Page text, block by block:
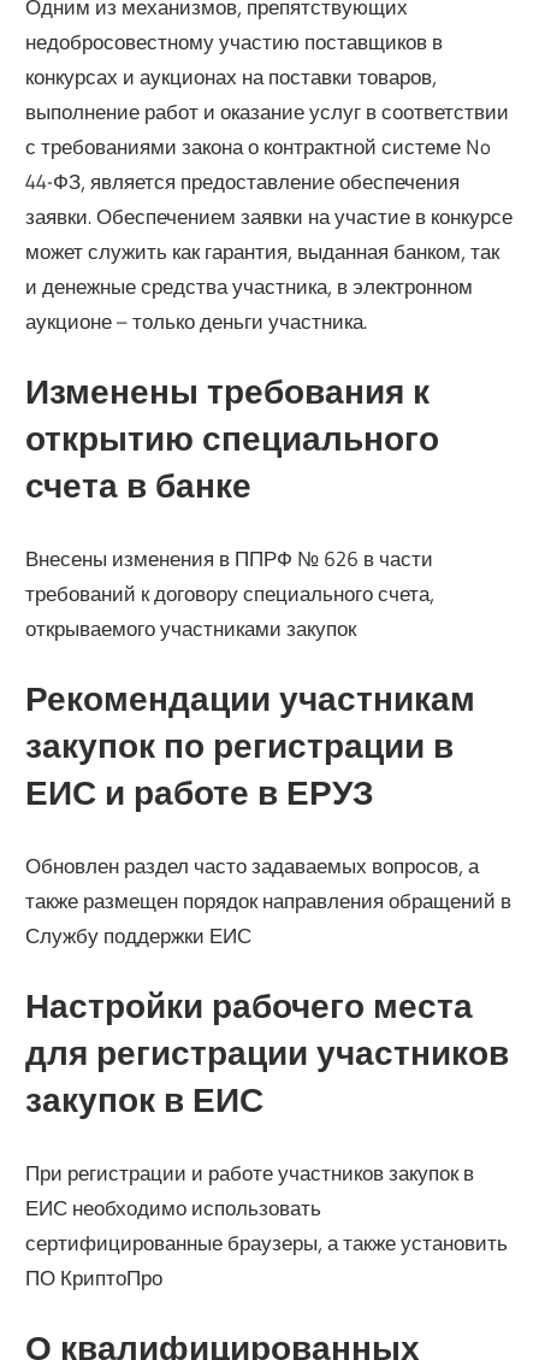
Одним из механизмов, препятствующих
недобросовестному участию поставщиков в
конкурсах и аукционах на поставки товаров,
выполнение работ и оказание услуг в соответствии
с требованиями закона о контрактной системе No
44-ФЗ, является предоставление обеспечения
заявки. Обеспечением заявки на участие в конкурсе
может служить как гарантия, выданная банком, так
и денежные средства участника, в электронном
аукционе – только деньги участника.
Изменены требования к
открытию специального
счета в банке
Внесены изменения в ППРФ № 626 в части
требований к договору специального счета,
открываемого участниками закупок
Рекомендации участникам
закупок по регистрации в
ЕИС и работе в ЕРУЗ
Обновлен раздел часто задаваемых вопросов, а
также размещен порядок направления обращений в
Службу поддержки ЕИС
Настройки рабочего места
для регистрации участников
закупок в ЕИС
При регистрации и работе участников закупок в
ЕИС необходимо использовать
сертифицированные браузеры, а также установить
ПО КриптоПро
О квалифицированных